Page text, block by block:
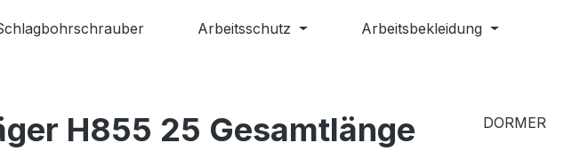
Arbeitsschutz Arbeitsbekleidung
H855 25 Gesamtlänge
DORMER